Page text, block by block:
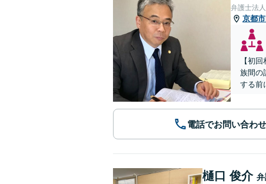
弁護士法
京都
【初
族間の
する前
電話でお問い合わせ
樋口 俊介